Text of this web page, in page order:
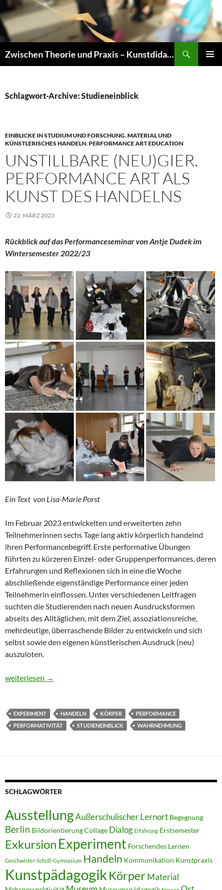
Zum
Inhalt
springen
Zwischen Theorie und Praxis – Kunstdidaktik an der TU Dresden
Schlagwort-Archive: Studieneinblick
EINBLICKE IN STUDIUM UND FORSCHUNG,MATERIAL UND
KÜNSTLERISCHES HANDELN,PERFORMANCE ART EDUCATION
UNSTILLBARE (NEU)GIER.
PERFORMANCE ART ALS
KUNST DES HANDELNS
22. MÄRZ 2023
Rückblick auf das Performanceseminar von Antje Dudek im
Wintersemester 2022/23
Ein Text von Lisa-Marie Porst
Im Februar 2023 entwickelten und erweiterten zehn
Teilnehmerinnen sechs Tage lang aktiv körperlich handelnd
ihren Performancebegriff. Erste performative Übungen
führten zu kürzeren Einzel- oder Gruppenperformances, deren
Erfahrungen und Reflexionen sich in eine die Woche
abschließende eigenständige Performance einer jeden
Teilnehmerin einflossen. Unter verschiedenen Leitfragen
suchten die Studierenden nach neuen Ausdrucksformen
abseits des Alltäglichen, mit dem Ziel, assoziationsreiche,
mehrdeutige, überraschende Bilder zu entwickeln und sich
selbst sowie den eigenen künstlerischen Ausdruck (neu)
auszuloten.
Unstillbare (Neu)gier. Performance Art als Kunst des Handelns
weiterlesen →
EXPERIMENT HANDELN KÖRPER
PERFORMANCE
PERFORMATIVITÄT
STUDIENEINBLICK WAHRNEHMUNG
SCHLAGWÖRTER
AusstellungAußerschulischer Lernort Begegnung
Berlin BildorientierungCollage Dialog Erfahrung Erstsemester
Exkursion Experiment Forschendes Lernen
Geschwister-Scholl-Gymnasium Handeln Kommunikation Kunstpraxis
Kunstpädagogik Körper Material